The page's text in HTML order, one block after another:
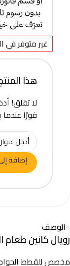
غير متوفر في
هذا
لا تقلق!
فورًا
إضافة
الوصف
رويال كانين طعام